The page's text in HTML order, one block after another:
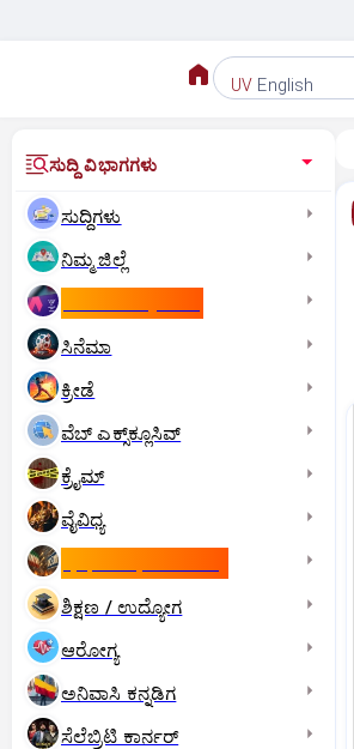
UV English
ಸುದ್ದಿ ವಿಭಾಗಗಳು
ಸುದ್ದಿಗಳು
ನಿಮ್ಮ ಜಿಲ್ಲೆ
ಸಿನೆಮಾ
ಕ್ರೀಡೆ
ವೆಬ್ ಎಕ್ಸ್‌ಕ್ಲೂಸಿವ್
ಕ್ರೈಮ್
ವೈವಿಧ್ಯ
ಶಿಕ್ಷಣ / ಉದ್ಯೋಗ
ಆರೋಗ್ಯ
ಅನಿವಾಸಿ ಕನ್ನಡಿಗ
ಸೆಲೆಬ್ರಿಟಿ ಕಾರ್ನರ್‌